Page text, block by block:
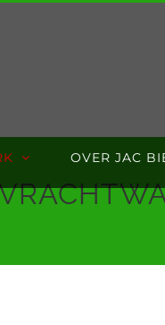
OVER JAC